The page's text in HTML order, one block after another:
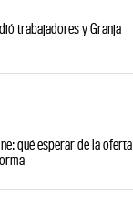
trabajadores y Granja
qué esperar de la oferta